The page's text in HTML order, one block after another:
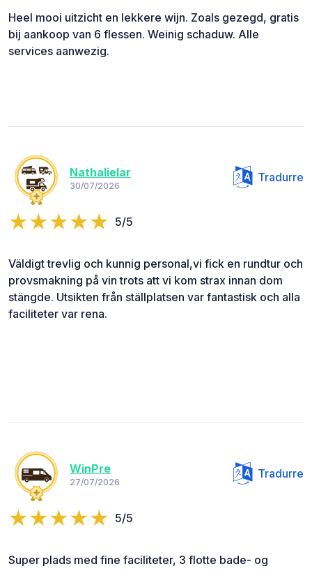
Heel mooi uitzicht en lekkere wijn. Zoals gezegd, gratis
bij aankoop van 6 flessen. Weinig schaduw. Alle
services aanwezig.
Nathalielar
30/07/2026
Tradurre
5/5
Väldigt trevlig och kunnig personal,vi fick en rundtur och
provsmakning på vin trots att vi kom strax innan dom
stängde. Utsikten från ställplatsen var fantastisk och alla
faciliteter var rena.
WinPre
27/07/2026
Tradurre
5/5
Super plads med fine faciliteter, 3 flotte bade- og